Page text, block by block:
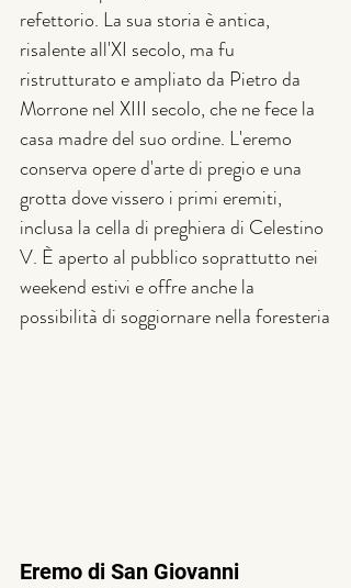
refettorio. La sua storia è antica,
risalente all'XI secolo, ma fu
ristrutturato e ampliato da Pietro da
Morrone nel XIII secolo, che ne fece la
casa madre del suo ordine. L'eremo
conserva opere d'arte di pregio e una
grotta dove vissero i primi eremiti,
inclusa la cella di preghiera di Celestino
V. È aperto al pubblico soprattutto nei
weekend estivi e offre anche la
possibilità di soggiornare nella foresteria
Eremo di San Giovanni